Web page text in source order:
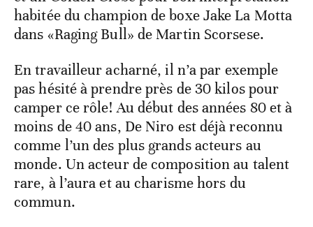
habitée du champion de boxe Jake La Motta
dans «Raging Bull» de Martin Scorsese.
En travailleur acharné, il n’a par exemple
pas hésité à prendre près de 30 kilos pour
camper ce rôle! Au début des années 80 et à
moins de 40 ans, De Niro est déjà reconnu
comme l’un des plus grands acteurs au
monde. Un acteur de composition au talent
rare, à l’aura et au charisme hors du
commun.